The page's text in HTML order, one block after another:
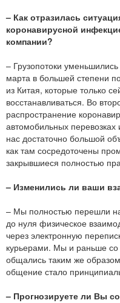
– Как отразилась
коронавирусной
компании?
– Грузопотоки
марта в большей степени
из Китая, которые только
восстанавливаться. Во
распространение
автомобильных
нас достаточно большой
как там сосредоточены
закрывшиеся полностью
– Изменились ли ваши
– Мы полностью перешли
до нуля физическое
через электронную
курьерами. Мы и раньше
общались таким же
общение стало
– Прогнозируете ли Вы